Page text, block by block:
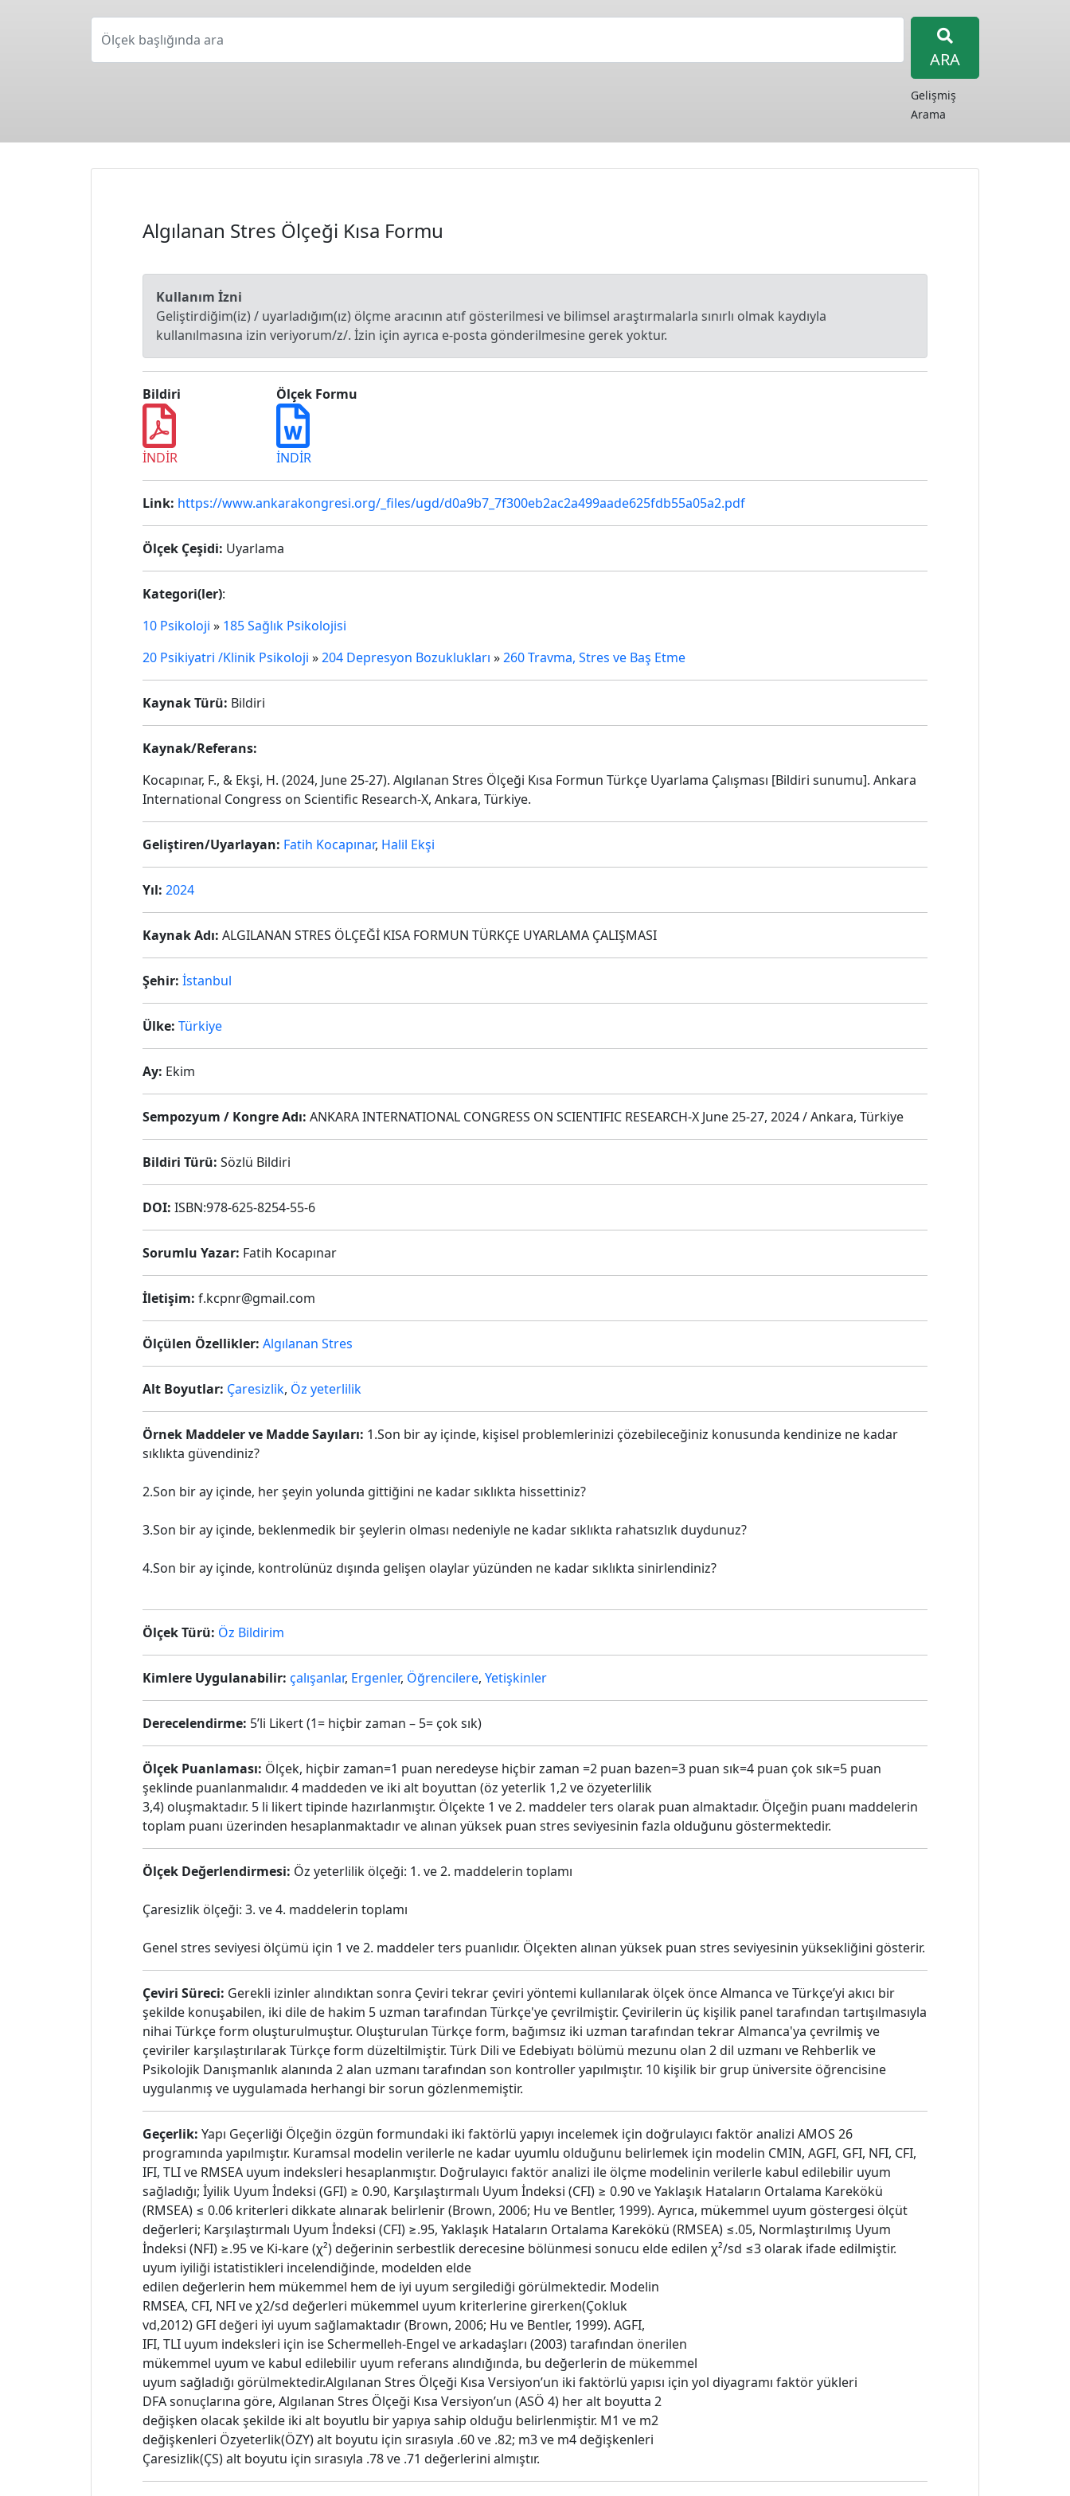
Ölçek başlığında ara
ARA
Gelişmiş
Arama
Algılanan Stres Ölçeği Kısa Formu
Kullanım İzni
Geliştirdiğim(iz) / uyarladığım(ız) ölçme aracının atıf gösterilmesi ve bilimsel araştırmalarla sınırlı olmak kaydıyla
kullanılmasına izin veriyorum/z/. İzin için ayrıca e-posta gönderilmesine gerek yoktur.
Bildiri
İNDİR
Ölçek Formu
İNDİR
Link: https://www.ankarakongresi.org/_files/ugd/d0a9b7_7f300eb2ac2a499aade625fdb55a05a2.pdf
Ölçek Çeşidi: Uyarlama
Kategori(ler):
10 Psikoloji » 185 Sağlık Psikolojisi
20 Psikiyatri /Klinik Psikoloji »204 Depresyon Bozuklukları »260 Travma, Stres ve Baş Etme
Kaynak Türü: Bildiri
Kaynak/Referans:
Kocapınar, F., & Ekşi, H. (2024, June 25-27). Algılanan Stres Ölçeği Kısa Formun Türkçe Uyarlama Çalışması [Bildiri sunumu]. Ankara
International Congress on Scientific Research-X, Ankara, Türkiye.
Geliştiren/Uyarlayan: Fatih Kocapınar, Halil Ekşi
Yıl: 2024
Kaynak Adı: ALGILANAN STRES ÖLÇEĞİ KISA FORMUN TÜRKÇE UYARLAMA ÇALIŞMASI
Şehir: İstanbul
Ülke: Türkiye
Ay: Ekim
Sempozyum / Kongre Adı: ANKARA INTERNATIONAL CONGRESS ON SCIENTIFIC RESEARCH-X June 25-27, 2024 / Ankara, Türkiye
Bildiri Türü: Sözlü Bildiri
DOI: ISBN:978-625-8254-55-6
Sorumlu Yazar: Fatih Kocapınar
İletişim: f.kcpnr@gmail.com
Ölçülen Özellikler: Algılanan Stres
Alt Boyutlar: Çaresizlik, Öz yeterlilik
Örnek Maddeler ve Madde Sayıları: 1.Son bir ay içinde, kişisel problemlerinizi çözebileceğiniz konusunda kendinize ne kadar
sıklıkta güvendiniz?
2.Son bir ay içinde, her şeyin yolunda gittiğini ne kadar sıklıkta hissettiniz?
3.Son bir ay içinde, beklenmedik bir şeylerin olması nedeniyle ne kadar sıklıkta rahatsızlık duydunuz?
4.Son bir ay içinde, kontrolünüz dışında gelişen olaylar yüzünden ne kadar sıklıkta sinirlendiniz?
Ölçek Türü: Öz Bildirim
Kimlere Uygulanabilir: çalışanlar, Ergenler, Öğrencilere, Yetişkinler
Derecelendirme: 5’li Likert (1= hiçbir zaman – 5= çok sık)
Ölçek Puanlaması: Ölçek, hiçbir zaman=1 puan neredeyse hiçbir zaman =2 puan bazen=3 puan sık=4 puan çok sık=5 puan
şeklinde puanlanmalıdır. 4 maddeden ve iki alt boyuttan (öz yeterlik 1,2 ve özyeterlilik
3,4) oluşmaktadır. 5 li likert tipinde hazırlanmıştır. Ölçekte 1 ve 2. maddeler ters olarak puan almaktadır. Ölçeğin puanı maddelerin
toplam puanı üzerinden hesaplanmaktadır ve alınan yüksek puan stres seviyesinin fazla olduğunu göstermektedir.
Ölçek Değerlendirmesi: Öz yeterlilik ölçeği: 1. ve 2. maddelerin toplamı
Çaresizlik ölçeği: 3. ve 4. maddelerin toplamı
Genel stres seviyesi ölçümü için 1 ve 2. maddeler ters puanlıdır. Ölçekten alınan yüksek puan stres seviyesinin yüksekliğini gösterir.
Çeviri Süreci: Gerekli izinler alındıktan sonra Çeviri tekrar çeviri yöntemi kullanılarak ölçek önce Almanca ve Türkçe’yi akıcı bir
şekilde konuşabilen, iki dile de hakim 5 uzman tarafından Türkçe'ye çevrilmiştir. Çevirilerin üç kişilik panel tarafından tartışılmasıyla
nihai Türkçe form oluşturulmuştur. Oluşturulan Türkçe form, bağımsız iki uzman tarafından tekrar Almanca'ya çevrilmiş ve
çeviriler karşılaştırılarak Türkçe form düzeltilmiştir. Türk Dili ve Edebiyatı bölümü mezunu olan 2 dil uzmanı ve Rehberlik ve
Psikolojik Danışmanlık alanında 2 alan uzmanı tarafından son kontroller yapılmıştır. 10 kişilik bir grup üniversite öğrencisine
uygulanmış ve uygulamada herhangi bir sorun gözlenmemiştir.
Geçerlik: Yapı Geçerliği Ölçeğin özgün formundaki iki faktörlü yapıyı incelemek için doğrulayıcı faktör analizi AMOS 26
programında yapılmıştır. Kuramsal modelin verilerle ne kadar uyumlu olduğunu belirlemek için modelin CMIN, AGFI, GFI, NFI, CFI,
IFI, TLI ve RMSEA uyum indeksleri hesaplanmıştır. Doğrulayıcı faktör analizi ile ölçme modelinin verilerle kabul edilebilir uyum
sağladığı; İyilik Uyum İndeksi (GFI) ≥ 0.90, Karşılaştırmalı Uyum İndeksi (CFI) ≥ 0.90 ve Yaklaşık Hataların Ortalama Karekökü
(RMSEA) ≤ 0.06 kriterleri dikkate alınarak belirlenir (Brown, 2006; Hu ve Bentler, 1999). Ayrıca, mükemmel uyum göstergesi ölçüt
değerleri; Karşılaştırmalı Uyum İndeksi (CFI) ≥.95, Yaklaşık Hataların Ortalama Karekökü (RMSEA) ≤.05, Normlaştırılmış Uyum
İndeksi (NFI) ≥.95 ve Ki-kare (χ²) değerinin serbestlik derecesine bölünmesi sonucu elde edilen χ²/sd ≤3 olarak ifade edilmiştir.
uyum iyiliği istatistikleri incelendiğinde, modelden elde
edilen değerlerin hem mükemmel hem de iyi uyum sergilediği görülmektedir. Modelin
RMSEA, CFI, NFI ve χ2/sd değerleri mükemmel uyum kriterlerine girerken(Çokluk
vd,2012) GFI değeri iyi uyum sağlamaktadır (Brown, 2006; Hu ve Bentler, 1999). AGFI,
IFI, TLI uyum indeksleri için ise Schermelleh-Engel ve arkadaşları (2003) tarafından önerilen
mükemmel uyum ve kabul edilebilir uyum referans alındığında, bu değerlerin de mükemmel
uyum sağladığı görülmektedir.Algılanan Stres Ölçeği Kısa Versiyon’un iki faktörlü yapısı için yol diyagramı faktör yükleri
DFA sonuçlarına göre, Algılanan Stres Ölçeği Kısa Versiyon’un (ASÖ 4) her alt boyutta 2
değişken olacak şekilde iki alt boyutlu bir yapıya sahip olduğu belirlenmiştir. M1 ve m2
değişkenleri Özyeterlik(ÖZY) alt boyutu için sırasıyla .60 ve .82; m3 ve m4 değişkenleri
Çaresizlik(ÇS) alt boyutu için sırasıyla .78 ve .71 değerlerini almıştır.